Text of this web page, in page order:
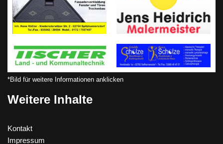
*Bild für weitere Informationen anklicken
Weitere Inhalte
Kontakt
Impressum